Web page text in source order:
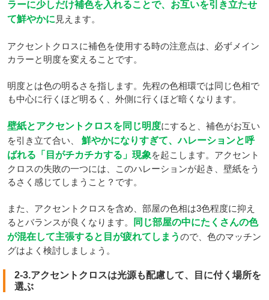
ラーに少しだけ補色を入れることで、お互いを引き立たせ
て鮮やかに 見えます。
アクセントクロスに補色を使用する時の注意点は、必ずメイン
カラーと明度を変えることです。
明度とは色の明るさを指します。先程の色相環では同じ色相で
も中心に行くほど明るく、外側に行くほど暗くなります。
壁紙とアクセントクロスを同じ明度にすると、補色がお互い
を引き立て合い、 鮮やかになりすぎて、ハレーションと呼
ばれる「目がチカチカする」現象を起こします。アクセント
クロスの失敗の一つには、このハレーションが起き、壁紙をう
るさく感じてしまうこと？です。
また、アクセントクロスを含め、部屋の色相は3色程度に抑え
るとバランスが良くなります。
同じ部屋の中にたくさんの色
が混在して主張すると目が疲れてしまうので、色のマッチン
グはよく検討しましょう。
2-3.アクセントクロスは光源も配慮して、目に付く場所を
選ぶ